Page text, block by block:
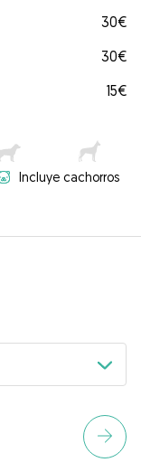
30€
30€
15€
Incluye cachorros